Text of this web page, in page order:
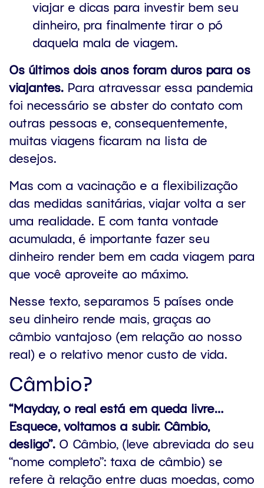
viajar e dicas para investir bem seu
dinheiro, pra finalmente tirar o pó
daquela mala de viagem.
Os últimos dois anos foram duros para os
viajantes. Para atravessar essa pandemia
foi necessário se abster do contato com
outras pessoas e, consequentemente,
muitas viagens ficaram na lista de
desejos.
Mas com a vacinação e a flexibilização
das medidas sanitárias, viajar volta a ser
uma realidade. E com tanta vontade
acumulada, é importante fazer seu
dinheiro render bem em cada viagem para
que você aproveite ao máximo.
Nesse texto, separamos 5 países onde
seu dinheiro rende mais, graças ao
câmbio vantajoso (em relação ao nosso
real) e o relativo menor custo de vida.
Câmbio?
“Mayday, o real está em queda livre…
Esquece, voltamos a subir. Câmbio,
desligo”. O Câmbio, (leve abreviada do seu
“nome completo”: taxa de câmbio) se
refere à relação entre duas moedas, como